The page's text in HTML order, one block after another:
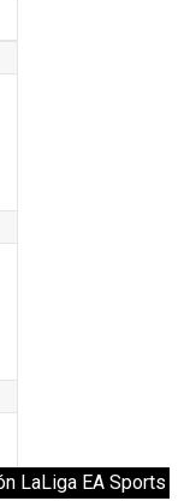
LaLiga EA Sports